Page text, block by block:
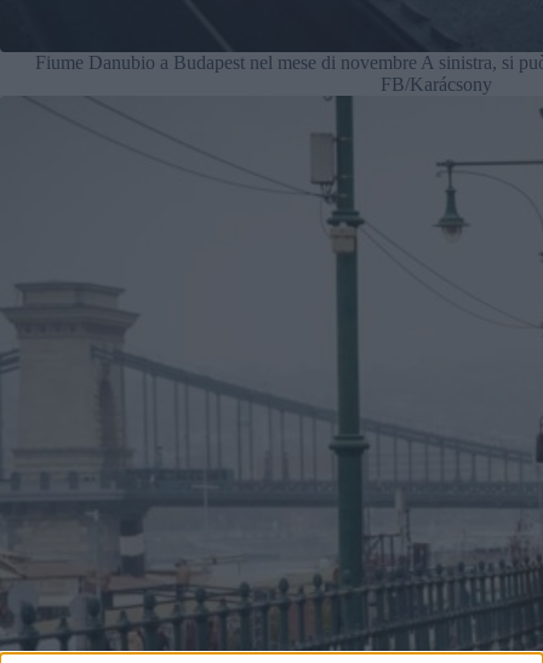
Fiume Danubio a Budapest nel mese di novembre A sinistra, si
FB/Karácsony